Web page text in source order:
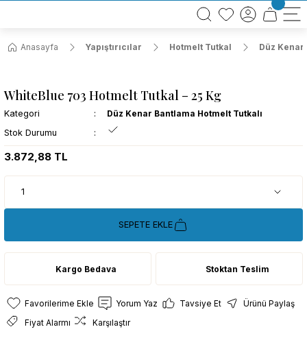
BÜTÜN ALIŞVERİŞLERİNİZDE KARGO BEDAVA!
TÜRKİYE GENELİNDE 10.000 MÜŞTERİ REFERANSI
Anasayfa
Yapıştırıcılar Hotmelt Tutkal Düz Kenar
WhiteBlue 703 Hotmelt Tutkal – 25 Kg
Kategori
Düz Kenar Bantlama Hotmelt Tutkalı
Stok Durumu
3.872,88 TL
SEPETE EKLE
Kargo Bedava Stoktan Teslim
Yorum Yaz Tavsiye Et
Ürünü Paylaş
Fiyat Alarmı
Karşılaştır